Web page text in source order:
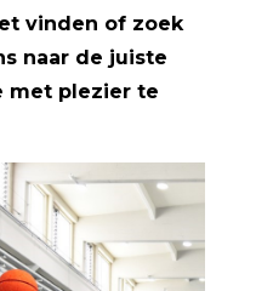
vinden of zoek
naar de juiste
met plezier te